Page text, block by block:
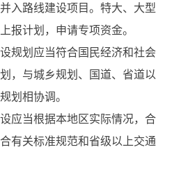
入路线建设项目。特大、大型
报计划，申请专项资金。
规划应当符合国民经济和社会
，与城乡规划、国道、省道以
划相协调。
应当根据本地区实际情况，合
有关标准规范和省级以上交通